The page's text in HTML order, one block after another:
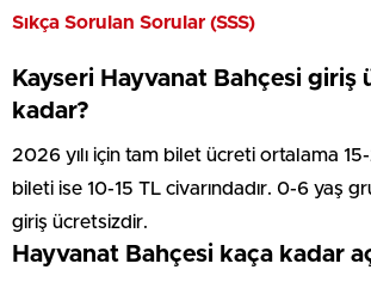
Sıkça Sorulan Sorular (SSS)
Kayseri Hayvanat Bahçesi giriş
kadar?
2026 yılı için tam bilet ücreti ortalama
bileti ise 10-15 TL civarındadır. 0-6 yaş
giriş ücretsizdir.
Hayvanat Bahçesi kaça kadar